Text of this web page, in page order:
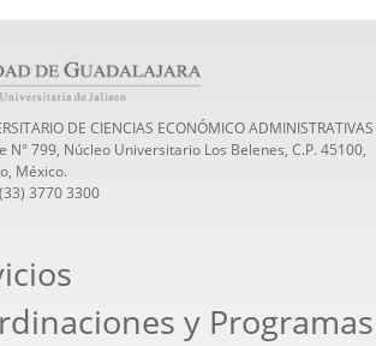
DE CIENCIAS ECONÓMICO ADMINISTRATIVAS
N° 799, Núcleo Universitario Los Belenes, C.P. 45100,
México.
3770 3300
y Programas